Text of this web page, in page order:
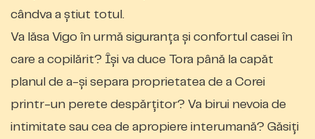
cândva a știut totul.
Va lăsa Vigo în urmă siguranța și confortul casei în
care a copilărit? Își va duce Tora până la capăt
planul de a-și separa proprietatea de a Corei
printr-un perete despărțitor? Va birui nevoia de
intimitate sau cea de apropiere interumană? Găsiți